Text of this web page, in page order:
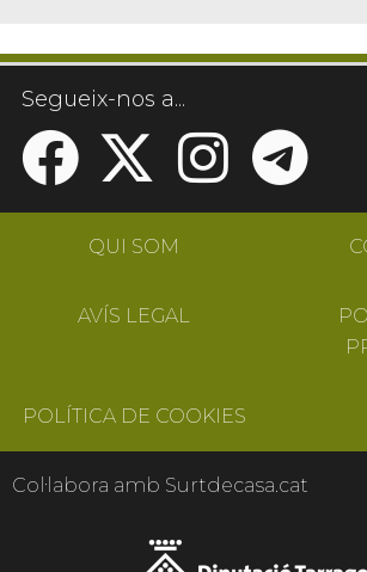
Segueix-nos a...
QUI SOM
AVÍS LEGAL
POLÍTICA DE COOKIES
Col·labora amb Surtdecasa.cat